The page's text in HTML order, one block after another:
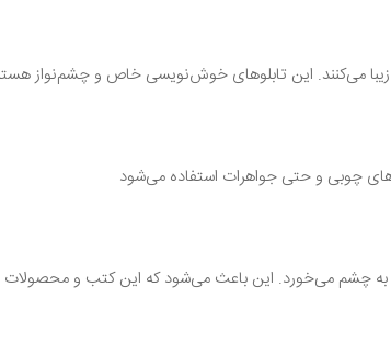
می‌کنند. این تابلوهای خوش‌نویسی خاص و چشم‌نواز
چوبی و حتی جواهرات استفاده می‌شود‌
چشم می‌خورد. این باعث می‌شود که این کتب و محصولات